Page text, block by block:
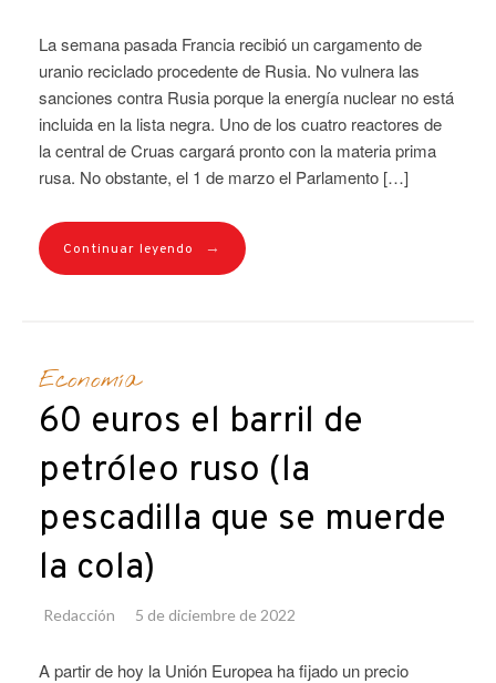
La semana pasada Francia recibió un cargamento de
uranio reciclado procedente de Rusia. No vulnera las
sanciones contra Rusia porque la energía nuclear no está
incluida en la lista negra. Uno de los cuatro reactores de
la central de Cruas cargará pronto con la materia prima
rusa. No obstante, el 1 de marzo el Parlamento […]
Continuar leyendo →
Economía
60 euros el barril de
petróleo ruso (la
pescadilla que se muerde
la cola)
Redacción 5 de diciembre de 2022
A partir de hoy la Unión Europea ha fijado un precio